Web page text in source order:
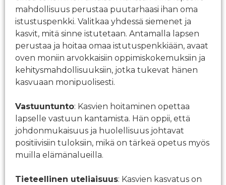
mahdollisuus perustaa puutarhaasi ihan oma
istustuspenkki. Valitkaa yhdessä siemenet ja
kasvit, mitä sinne istutetaan. Antamalla lapsen
perustaa ja hoitaa omaa istutuspenkkiään, avaat
oven moniin arvokkaisiin oppimiskokemuksiin ja
kehitysmahdollisuuksiin, jotka tukevat hänen
kasvuaan monipuolisesti.
Vastuuntunto: Kasvien hoitaminen opettaa
lapselle vastuun kantamista. Hän oppii, että
johdonmukaisuus ja huolellisuus johtavat
positiivisiin tuloksiin, mikä on tärkeä opetus myös
muilla elämänalueilla.
Tieteellinen uteliaisuus: Kasvien kasvatus on